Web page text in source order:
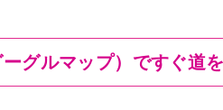
グルマップ）ですぐ道